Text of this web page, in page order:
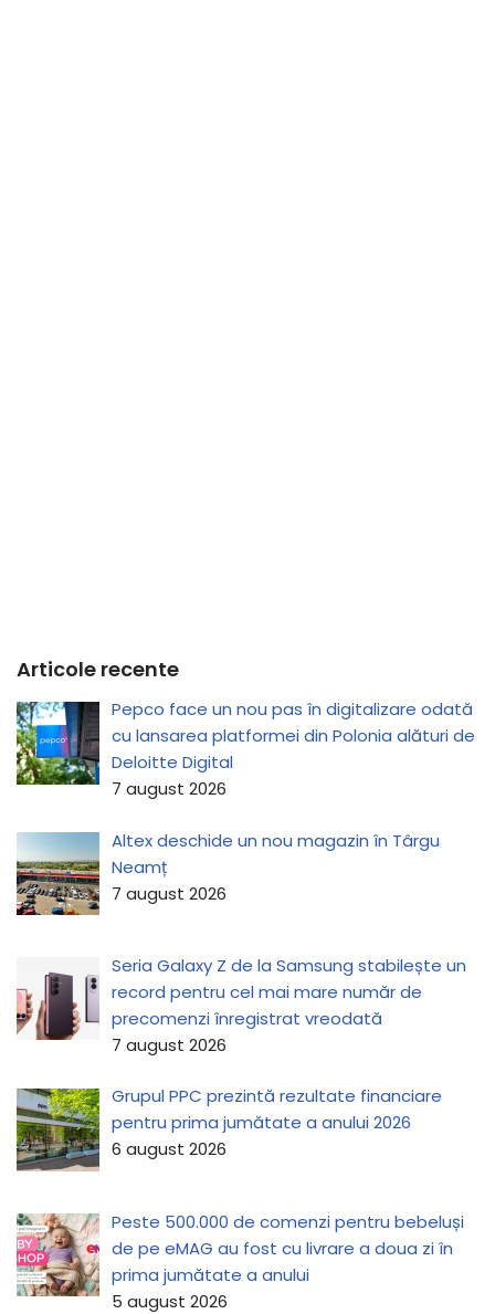
Articole recente
Pepco face un nou pas în digitalizare odată
cu lansarea platformei din Polonia alături de
Deloitte Digital
7 august 2026
Altex deschide un nou magazin în Târgu
Neamț
7 august 2026
Seria Galaxy Z de la Samsung stabilește un
record pentru cel mai mare număr de
precomenzi înregistrat vreodată
7 august 2026
Grupul PPC prezintă rezultate financiare
pentru prima jumătate a anului 2026
6 august 2026
Peste 500.000 de comenzi pentru bebeluși
de pe eMAG au fost cu livrare a doua zi în
prima jumătate a anului
5 august 2026